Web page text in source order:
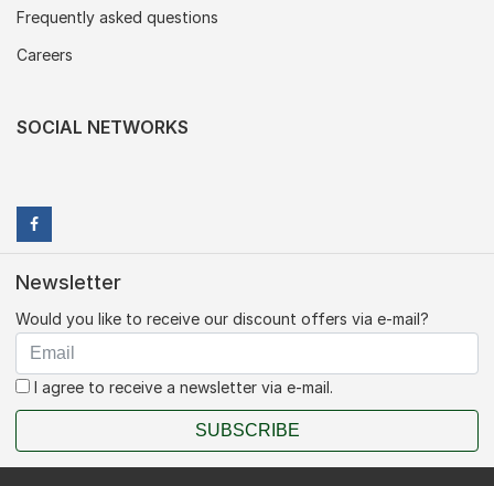
Frequently asked questions
Careers
SOCIAL NETWORKS
Newsletter
Would you like to receive our discount offers via e-mail?
I agree to receive a newsletter via e-mail.
SUBSCRIBE